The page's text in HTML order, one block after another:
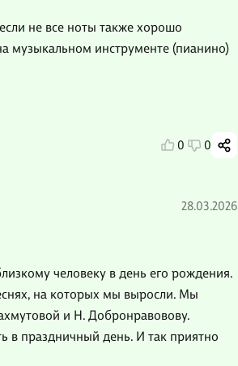
не все ноты также хорошо
музыкальном инструменте (пианино)
0 0
28.03.2026
человеку в день его рождения.
на которых мы выросли. Мы
и Н. Добронравовову.
в праздничный день. И так приятно